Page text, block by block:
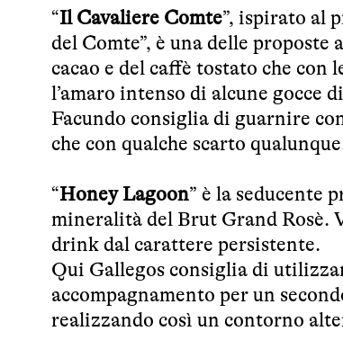
“Il Cavaliere Comte”, ispirato al
del Comte”, è una delle proposte
cacao e del caffè tostato che
l’amaro intenso di alcune gocce
Facundo consiglia di guarnire
che con qualche scarto
“Honey Lagoon” è la seducente
mineralità del Brut Grand Rosè.
drink dal carattere persistente.
Qui Gallegos consiglia di
accompagnamento per un
realizzando così un contorno